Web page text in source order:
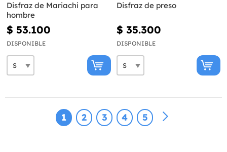
Disfraz de Mariachi para
hombre
$ 53.100
DISPONIBLE
Disfraz de preso
$ 35.300
DISPONIBLE
1 2 3 4 5